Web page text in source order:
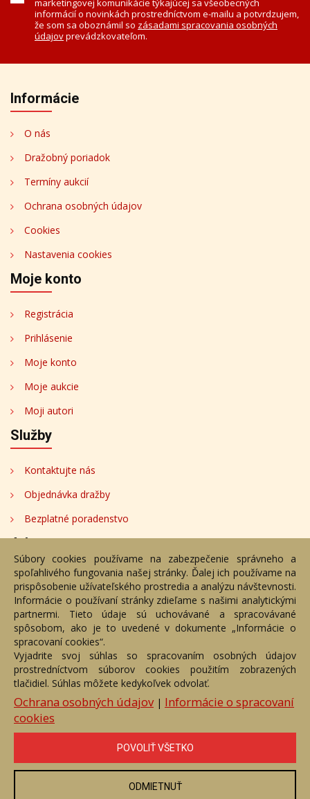
marketingovej komunikácie týkajúcej sa všeobecných
informácií o novinkách prostredníctvom e-mailu a potvrdzujem,
že som sa oboznámil so zásadami spracovania osobných
údajovprevádzkovateľom.
Informácie
O nás
Dražobný poriadok
Termíny aukcií
Ochrana osobných údajov
Cookies
Nastavenia cookies
Moje konto
Registrácia
Prihlásenie
Moje konto
Moje aukcie
Moji autori
Služby
Kontaktujte nás
Objednávka dražby
Bezplatné poradenstvo
Adresa
Nižný Hrušov 333, 094 22, Slovenská republika
+421 905 356 921
+421 905 959 101
dartesro@dartesro.sk
Hlavná stránka Aukčný katalóg
Objednávka dražby
Termíny aukcií
Online Aukcia
DARTE AUKČNÁ SPOLOČNOSŤ s.r.o. © 2007 - 2026
Akékoľvek používanie obrazových a textových súčastí tejto stránky je
podmienené výslovným súhlasom jej vlastníka. Všetky práva sú
vyhradené.
Súbory cookies používame na zabezpečenie správneho a
spoľahlivého fungovania našej stránky. Ďalej ich používame na
prispôsobenie užívateľského prostredia a analýzu návštevnosti.
Informácie o používaní stránky zdieľame s našimi analytickými
partnermi. Tieto údaje sú uchovávané a spracovávané
spôsobom, ako je to uvedené v dokumente „Informácie o
spracovaní cookies“.
Vyjadrite svoj súhlas so spracovaním osobných údajov
prostredníctvom súborov cookies použitím zobrazených
tlačidiel. Súhlas môžete kedykoľvek odvolať.
Ochrana osobných údajov| Informácie o spracovaní
cookies
POVOLIŤ VŠETKO
ODMIETNUŤ